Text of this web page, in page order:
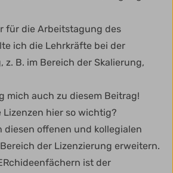
für die Arbeitstagung des
ich die Lehrkräfte bei der
z. B. im Bereich der Skalierung,
mich auch zu diesem Beitrag!
Lizenzen hier so wichtig?
diesen offenen und kollegialen
der Lizenzierung erweitern.
ist der